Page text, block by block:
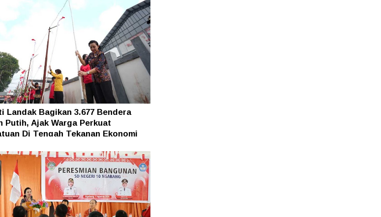
Landak Bagikan 3.677 Bendera
Putih, Ajak Warga Perkuat
Di Tengah Tekanan Ekonomi